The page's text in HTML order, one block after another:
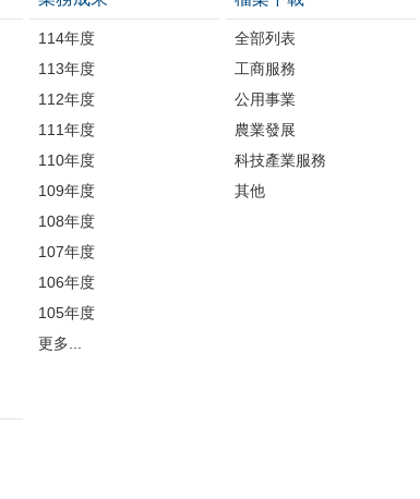
114年度
113年度
112年度
111年度
110年度
109年度
108年度
107年度
106年度
105年度
更多...
全部列表
工商服務
公用事業
農業發展
科技產業服務
其他